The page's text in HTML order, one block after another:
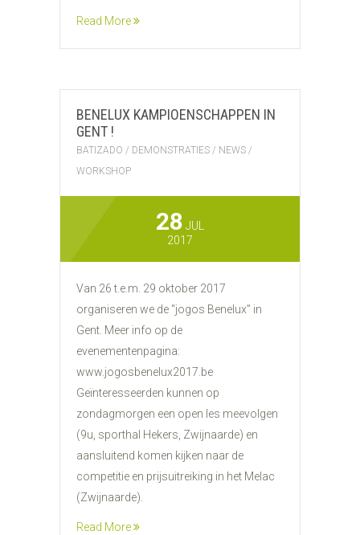
Read More
BENELUX KAMPIOENSCHAPPEN IN
GENT !
BATIZADO / DEMONSTRATIES / NEWS /
WORKSHOP
28 JUL
2017
Van 26 t.e.m. 29 oktober 2017
organiseren we de “jogos Benelux” in
Gent. Meer info op de
evenementenpagina:
www.jogosbenelux2017.be
Geïnteresseerden kunnen op
zondagmorgen een open les meevolgen
(9u, sporthal Hekers, Zwijnaarde) en
aansluitend komen kijken naar de
competitie en prijsuitreiking in het Melac
(Zwijnaarde).
Read More